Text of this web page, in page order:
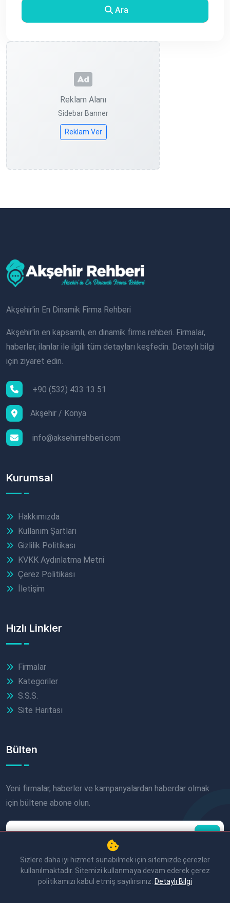
Ara
Reklam Alanı
Sidebar Banner
Reklam Ver
Akşehir'in En Dinamik Firma Rehberi
Akşehir'in en kapsamlı, en dinamik firma rehberi. Firmalar,
haberler, ilanlar ile ilgili tüm detayları keşfedin. Detaylı bilgi
için ziyaret edin.
+90 (532) 433 13 51
Akşehir / Konya
info@aksehirrehberi.com
Kurumsal
Hakkımızda
Kullanım Şartları
Gizlilik Politikası
KVKK Aydınlatma Metni
Çerez Politikası
İletişim
Hızlı Linkler
Firmalar
Kategoriler
S.S.S.
Site Haritası
Bülten
Yeni firmalar, haberler ve kampanyalardan haberdar olmak
için bültene abone olun.
Sizlere daha iyi hizmet sunabilmek için sitemizde çerezler
kullanılmaktadır. Sitemizi kullanmaya devam ederek çerez
politikamızı kabul etmiş sayılırsınız. Detaylı Bilgi